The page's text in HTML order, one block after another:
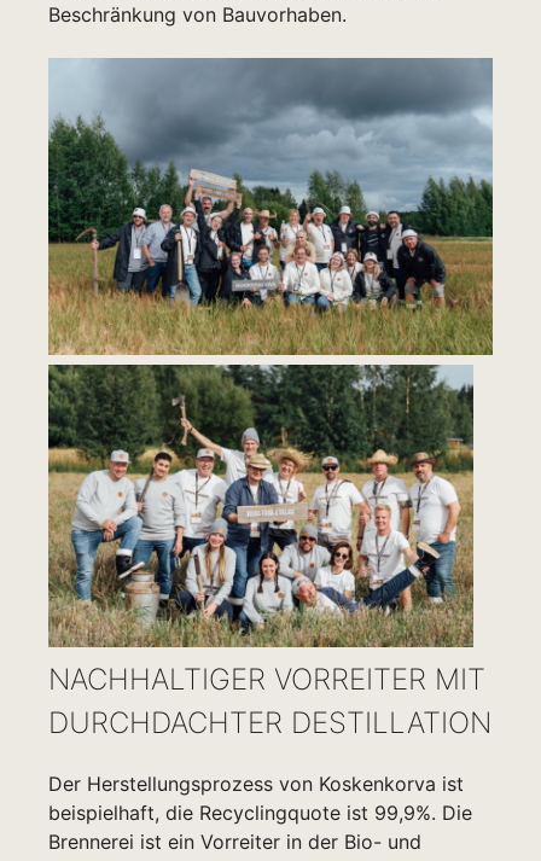
Beschränkung von Bauvorhaben.
NACHHALTIGER VORREITER MIT
DURCHDACHTER DESTILLATION
Der Herstellungsprozess von Koskenkorva ist
beispielhaft, die Recyclingquote ist 99,9%. Die
Brennerei ist ein Vorreiter in der Bio- und